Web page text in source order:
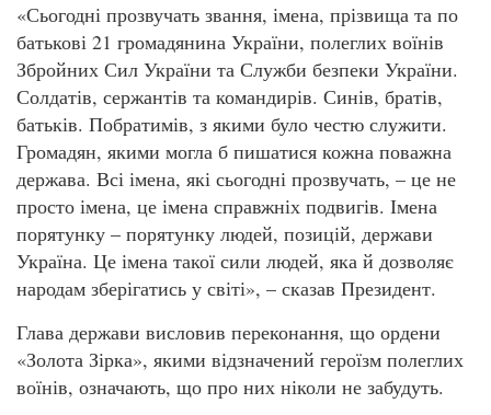
«Сьогодні прозвучать звання, імена, прізвища та по
батькові 21 громадянина України, полеглих воїнів
Збройних Сил України та Служби безпеки України.
Солдатів, сержантів та командирів. Синів, братів,
батьків. Побратимів, з якими було честю служити.
Громадян, якими могла б пишатися кожна поважна
держава. Всі імена, які сьогодні прозвучать, – це не
просто імена, це імена справжніх подвигів. Імена
порятунку – порятунку людей, позицій, держави
Україна. Це імена такої сили людей, яка й дозволяє
народам зберігатись у світі», – сказав Президент.
Глава держави висловив переконання, що ордени
«Золота Зірка», якими відзначений героїзм полеглих
воїнів, означають, що про них ніколи не забудуть.